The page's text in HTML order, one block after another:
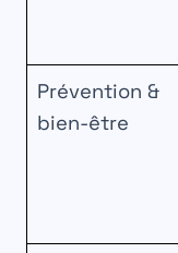
Prévention &
bien-être